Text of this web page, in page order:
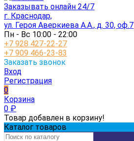
Заказывать онлайн 24/7
г. Краснодар,
ул. Героя Аверкиева А.А., д. 30, оф.7
Пн - Вс 10:00 - 22:00
+7 928 427-22-27
+7 909 466-23-83
Заказать звонок
Вход
Регистрация
0
Корзина
0 ₽
Товар добавлен в корзину!
Каталог товаров